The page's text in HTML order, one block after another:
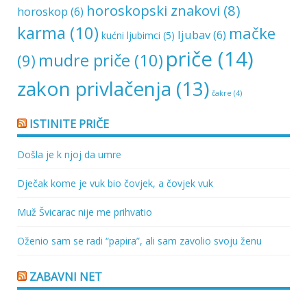
horoskop (6) horoskopski znakovi (8)
karma (10) kućni ljubimci (5) ljubav(6) mačke
(9) mudre priče (10) priče (14)
zakon privlačenja (13) čakre (4)
ISTINITE PRIČE
Došla je k njoj da umre
Dječak kome je vuk bio čovjek, a čovjek vuk
Muž Švicarac nije me prihvatio
Oženio sam se radi “papira”, ali sam zavolio svoju ženu
ZABAVNI NET